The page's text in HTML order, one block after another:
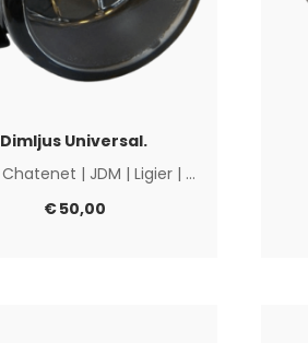
Dimljus Universal.
Chatenet | JDM | Ligier | Microcar
€50,00